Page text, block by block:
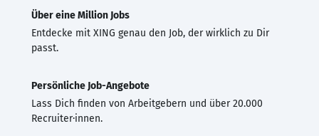
Über eine Million Jobs
Entdecke mit XING genau den Job, der wirklich zu Dir
passt.
Persönliche Job-Angebote
Lass Dich finden von Arbeitgebern und über 20.000
Recruiter·innen.